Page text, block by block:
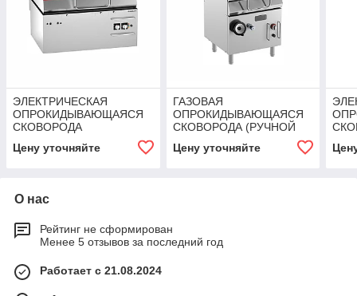
ЭЛЕКТРИЧЕСКАЯ
ОПРОКИДЫВАЮЩАЯСЯ
СКОВОРОДА
ОПРОКИДЫВАНИЕ) 132
Цену уточняйте
ГАЗОВАЯ
ОПРОКИДЫВАЮЩАЯСЯ
СКОВОРОДА (РУЧНОЙ
Цену уточняйте
О нас
Рейтинг не сформирован
Менее 5 отзывов за последний год
Работает с 21.08.2024